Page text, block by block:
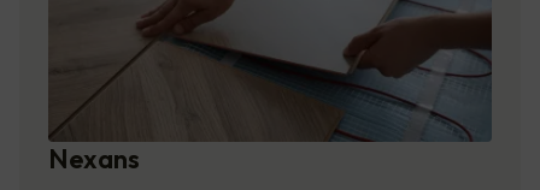
Nexans